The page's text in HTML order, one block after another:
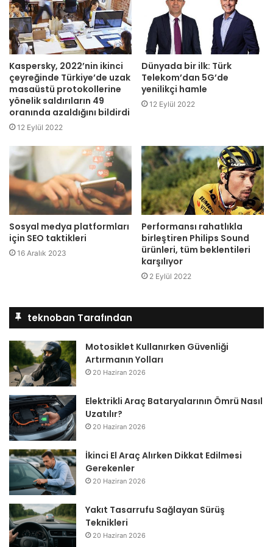
Kaspersky, 2022’nin ikinci
çeyreğinde Türkiye’de uzak
masaüstü protokollerine
yönelik saldırıların 49
oranında azaldığını bildirdi
12 Eylül 2022
Dünyada bir ilk: Türk
Telekom’dan 5G’de
yenilikçi hamle
12 Eylül 2022
Sosyal medya platformları
için SEO taktikleri
16 Aralık 2023
Performansı rahatlıkla
birleştiren Philips Sound
ürünleri, tüm beklentileri
karşılıyor
2 Eylül 2022
teknoban Tarafından
Motosiklet Kullanırken Güvenliği
Artırmanın Yolları
20 Haziran 2026
Elektrikli Araç Bataryalarının Ömrü Nasıl
Uzatılır?
20 Haziran 2026
İkinci El Araç Alırken Dikkat Edilmesi
Gerekenler
20 Haziran 2026
Yakıt Tasarrufu Sağlayan Sürüş
Teknikleri
20 Haziran 2026